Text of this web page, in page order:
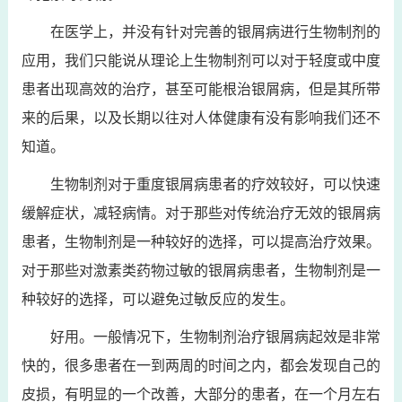
在医学上，并没有针对完善的银屑病进行生物制剂的
应用，我们只能说从理论上生物制剂可以对于轻度或中度
患者出现高效的治疗，甚至可能根治银屑病，但是其所带
来的后果，以及长期以往对人体健康有没有影响我们还不
知道。
生物制剂对于重度银屑病患者的疗效较好，可以快速
缓解症状，减轻病情。对于那些对传统治疗无效的银屑病
患者，生物制剂是一种较好的选择，可以提高治疗效果。
对于那些对激素类药物过敏的银屑病患者，生物制剂是一
种较好的选择，可以避免过敏反应的发生。
好用。一般情况下，生物制剂治疗银屑病起效是非常
快的，很多患者在一到两周的时间之内，都会发现自己的
皮损，有明显的一个改善，大部分的患者，在一个月左右